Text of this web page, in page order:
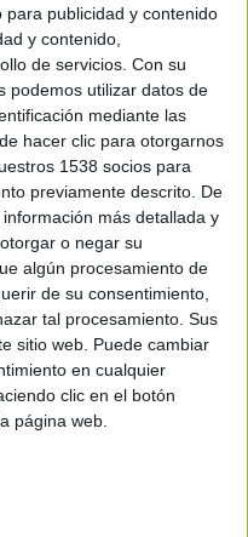
publicidad y contenido
y contenido,
de servicios. Con su
podemos utilizar datos de
mediante las
hacer clic para otorgarnos
1538 socios para
previamente descrito. De
más detallada y
o negar su
algún procesamiento de
de su consentimiento,
tal procesamiento. Sus
sitio web. Puede cambiar
en cualquier
clic en el botón
página web.
sobre les clàusules
ha ja avançat que al
un espai on hi
i documentació
juntament amb
poden descarregar
per tal
reclamació.